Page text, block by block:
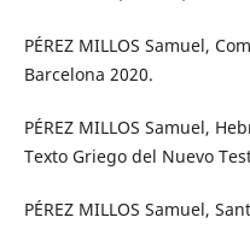
PÉREZ MILLOS Samuel,
Barcelona 2020.
PÉREZ MILLOS Samuel,
Texto Griego del Nuevo
PÉREZ MILLOS Samuel,